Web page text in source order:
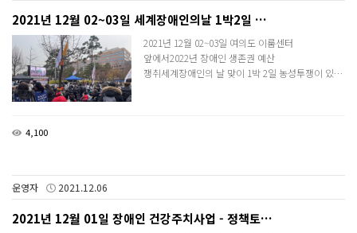
2021년 12월 02~03일 세계장애인의날 1박2일 …
2021년 12월 02~03일​ 여의도 이룸센터
앞에서2022년 장애인 생존권 예산
쟁취세계장애인의 날 맞이 1박 2일 농성투쟁이 있…
4,100
운영자 2021.12.06
2021년 12월 01일 장애인 건강주치사업 - 정책토…